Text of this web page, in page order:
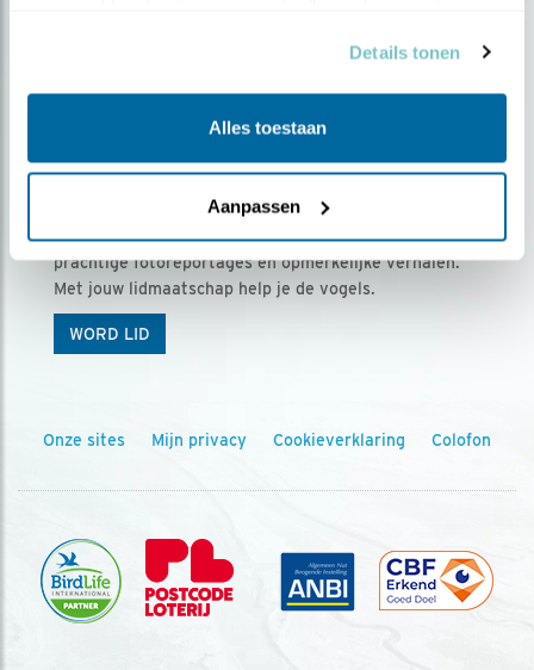
Details tonen
Alles toestaan
Aanpassen
Ontvang 5 x Vogels voor € 36,00 per jaar
Vogels is het tijdschrift voor onze leden, met
prachtige fotoreportages en opmerkelijke verhalen.
Met jouw lidmaatschap help je de vogels.
WORD LID
Onze sites Mijn privacy Cookieverklaring Colofon